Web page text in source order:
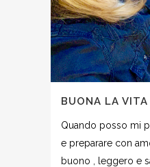
BUONA LA VITA
Quando posso mi
e preparare con
buono , leggero e